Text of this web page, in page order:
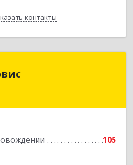
контакты
Назад
105
Осетия - Алания Респ,